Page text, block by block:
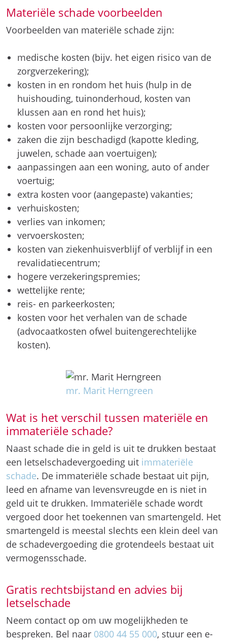
Materiële schade voorbeelden
Voorbeelden van materiële schade zijn:
medische kosten (bijv. het eigen risico van de
zorgverzekering);
kosten in en rondom het huis (hulp in de
huishouding, tuinonderhoud, kosten van
klussen aan en rond het huis);
kosten voor persoonlijke verzorging;
zaken die zijn beschadigd (kapotte kleding,
juwelen, schade aan voertuigen);
aanpassingen aan een woning, auto of ander
voertuig;
extra kosten voor (aangepaste) vakanties;
verhuiskosten;
verlies van inkomen;
vervoerskosten;
kosten van ziekenhuisverblijf of verblijf in een
revalidatiecentrum;
hogere verzekeringspremies;
wettelijke rente;
reis- en parkeerkosten;
kosten voor het verhalen van de schade
(advocaatkosten ofwel buitengerechtelijke
kosten).
mr. Marit Herngreen
Wat is het verschil tussen materiële en
immateriële schade?
Naast schade die in geld is uit te drukken bestaat
een letselschadevergoeding uit immateriële
schade. De immateriële schade bestaat uit pijn,
leed en afname van levensvreugde en is niet in
geld uit te drukken. Immateriële schade wordt
vergoed door het toekennen van smartengeld. Het
smartengeld is meestal slechts een klein deel van
de schadevergoeding die grotendeels bestaat uit
vermogensschade.
Gratis rechtsbijstand en advies bij
letselschade
Neem contact op om uw mogelijkheden te
bespreken. Bel naar 0800 44 55 000, stuur een e-